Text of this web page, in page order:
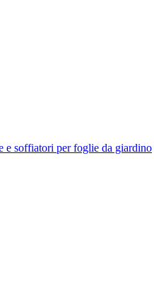
e soffiatori per foglie da giardino